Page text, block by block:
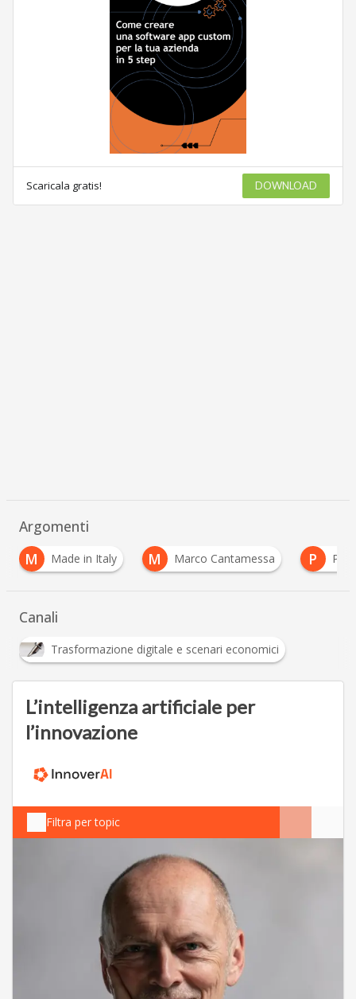
Scaricala gratis! DOWNLOAD
Argomenti
M
Made in Italy M Marco Cantamessa P
Canali
Trasformazione digitale e scenari economici
L’intelligenza artificiale per
l’innovazione
Filtra per topic